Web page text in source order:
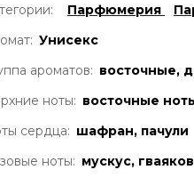
Парфюмерия
Унисекс
ароматов: восточные,
ноты: восточные
сердца: шафран, пачули
ноты: мускус,